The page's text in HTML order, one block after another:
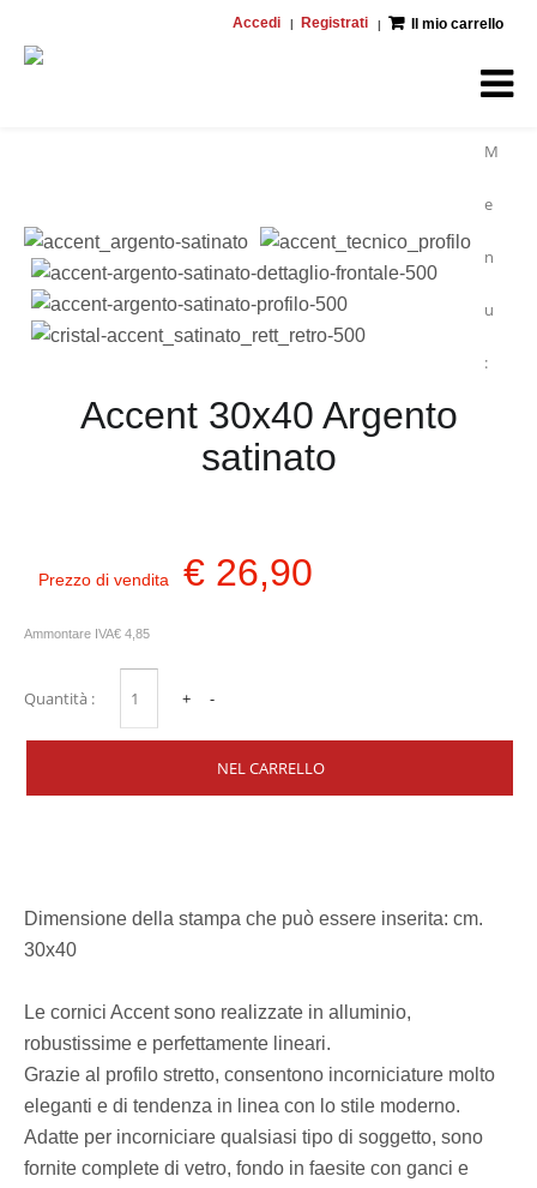
Accedi Registrati Il mio carrello
M
e
n
u
:
Accent 30x40 Argento
satinato
Prezzo di vendita € 26,90
Ammontare IVA€ 4,85
Quantità :
Dimensione della stampa che può essere inserita: cm.
30x40
Le cornici Accent sono realizzate in alluminio,
robustissime e perfettamente lineari.
Grazie al profilo stretto, consentono incorniciature molto
eleganti e di tendenza in linea con lo stile moderno.
Adatte per incorniciare qualsiasi tipo di soggetto, sono
fornite complete di vetro, fondo in faesite con ganci e